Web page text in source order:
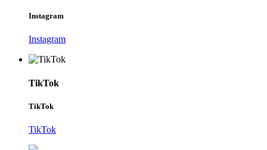
Instagram
Instagram
TikTok
TikTok
TikTok